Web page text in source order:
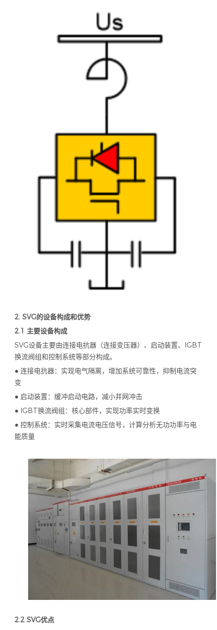
2. SVG的设备构成和优势
2.1 主要设备构成
SVG设备主要由连接电抗器（连接变压器）、启动装置、
IGBT
换流阀组和控制系统等部分构成。
● 连接电抗器：实现电气隔离，增加系统可靠性，抑制电流突
变
● 启动装置：缓冲启动电路，减小并网冲击
● IGBT换流阀组：核心部件，实现功率实时变换
● 控制系统：实时采集电流电压信号，计算分析无功功率与电
能质量
2.2 SVG优点